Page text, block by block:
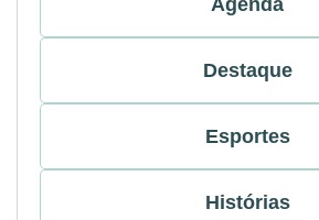
Agenda
Destaque
Esportes
Histórias